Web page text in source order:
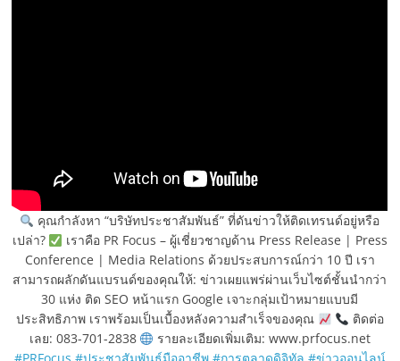
คุณกำลังหา “บริษัทประชาสัมพันธ์” ที่ดันข่าวให้ติดเทรนด์อยู่หรือ
เปล่า?
เราคือ PR Focus – ผู้เชี่ยวชาญด้าน Press Release | Press
Conference | Media Relations ด้วยประสบการณ์กว่า 10 ปี เรา
สามารถผลักดันแบรนด์ของคุณให้: ข่าวเผยแพร่ผ่านเว็บไซต์ชั้นนำกว่า
30 แห่ง ติด SEO หน้าแรก Google เจาะกลุ่มเป้าหมายแบบมี
ประสิทธิภาพ เราพร้อมเป็นเบื้องหลังความสำเร็จของคุณ
ติดต่อ
เลย: 083-701-2838
รายละเอียดเพิ่มเติม: www.prfocus.net